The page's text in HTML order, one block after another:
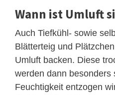
Wann ist Umluft
Auch Tiefkühl- sowie
Blätterteig und
Umluft backen. Diese
werden dann besonders
Feuchtigkeit entzogen